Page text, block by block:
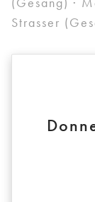
Strasser